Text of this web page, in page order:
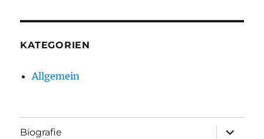
KATEGORIEN
Allgemein
Biografie